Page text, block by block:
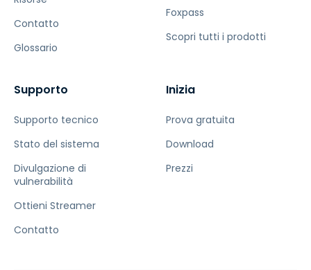
Contatto
Glossario
Foxpass
Scopri tutti i prodotti
Supporto
Supporto tecnico
Stato del sistema
Divulgazione di
vulnerabilità
Ottieni Streamer
Contatto
Inizia
Prova gratuita
Download
Prezzi